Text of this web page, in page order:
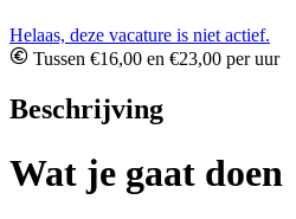
Helaas, deze vacature is niet actief.
Tussen €16,00 en €23,00 per uur
Beschrijving
Wat je gaat doen